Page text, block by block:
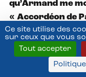
Ce site utilise des
sur ceux que vous
Tout accepter
qu’Armand me
« Accordéon de
l’accordéoniste
de Roger Vaysse .
samba (Caracas)
Charley Bazin,